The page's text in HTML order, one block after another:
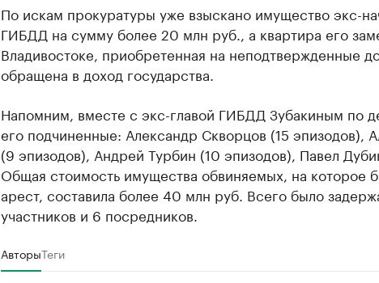
По искам прокуратуры уже взыскано имущество экс-
ГИБДД на сумму более 20 млн руб., а квартира его
Владивостоке, приобретенная на неподтвержденные
обращена в доход государства.
Напомним, вместе с экс-главой ГИБДД Зубакиным по
его подчиненные: Александр Скворцов (15 эпизодов),
(9 эпизодов), Андрей Турбин (10 эпизодов), Павел
Общая стоимость имущества обвиняемых, на которое
арест, составила более 40 млн руб. Всего было
участников и 6 посредников.
АвторыТеги